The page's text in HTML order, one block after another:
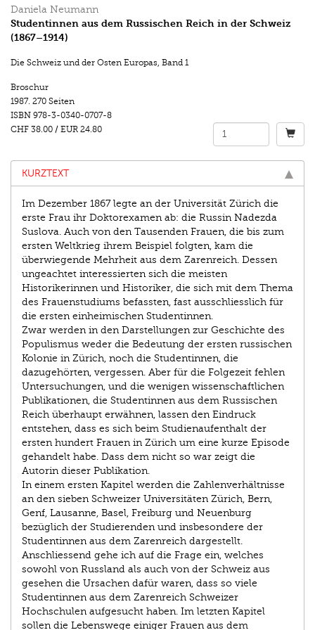
Daniela Neumann
Studentinnen aus dem Russischen Reich in der Schweiz
(1867–1914)
Die Schweiz und der Osten Europas, Band 1
Broschur
1987. 270 Seiten
ISBN 978-3-0340-0707-8
CHF 38.00 / EUR 24.80
KURZTEXT
Im Dezember 1867 legte an der Universität Zürich die
erste Frau ihr Doktorexamen ab: die Russin Nadezda
Suslova. Auch von den Tausenden Frauen, die bis zum
ersten Weltkrieg ihrem Beispiel folgten, kam die
überwiegende Mehrheit aus dem Zarenreich. Dessen
ungeachtet interessierten sich die meisten
Historikerinnen und Historiker, die sich mit dem Thema
des Frauenstudiums befassten, fast ausschliesslich für
die ersten einheimischen Studentinnen.
Zwar werden in den Darstellungen zur Geschichte des
Populismus weder die Bedeutung der ersten russischen
Kolonie in Zürich, noch die Studentinnen, die
dazugehörten, vergessen. Aber für die Folgezeit fehlen
Untersuchungen, und die wenigen wissenschaftlichen
Publikationen, die Studentinnen aus dem Russischen
Reich überhaupt erwähnen, lassen den Eindruck
entstehen, dass es sich beim Studienaufenthalt der
ersten hundert Frauen in Zürich um eine kurze Episode
gehandelt habe. Dass dem nicht so war zeigt die
Autorin dieser Publikation.
In einem ersten Kapitel werden die Zahlenverhältnisse
an den sieben Schweizer Universitäten Zürich, Bern,
Genf, Lausanne, Basel, Freiburg und Neuenburg
bezüglich der Studierenden und insbesondere der
Studentinnen aus dem Zarenreich dargestellt.
Anschliessend gehe ich auf die Frage ein, welches
sowohl von Russland als auch von der Schweiz aus
gesehen die Ursachen dafür waren, dass so viele
Studentinnen aus dem Zarenreich Schweizer
Hochschulen aufgesucht haben. Im letzten Kapitel
sollen die Lebenswege einiger Frauen aus dem